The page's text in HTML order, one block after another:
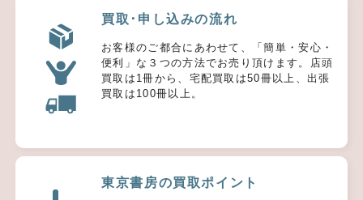
買取･申し込みの流れ
お客様のご都合にあわせて、「簡単・安心・
便利」な３つの方法でお売り頂けます。店頭
買取は1冊から、宅配買取は50冊以上、出張
買取は100冊以上。
東京書房の買取ポイント